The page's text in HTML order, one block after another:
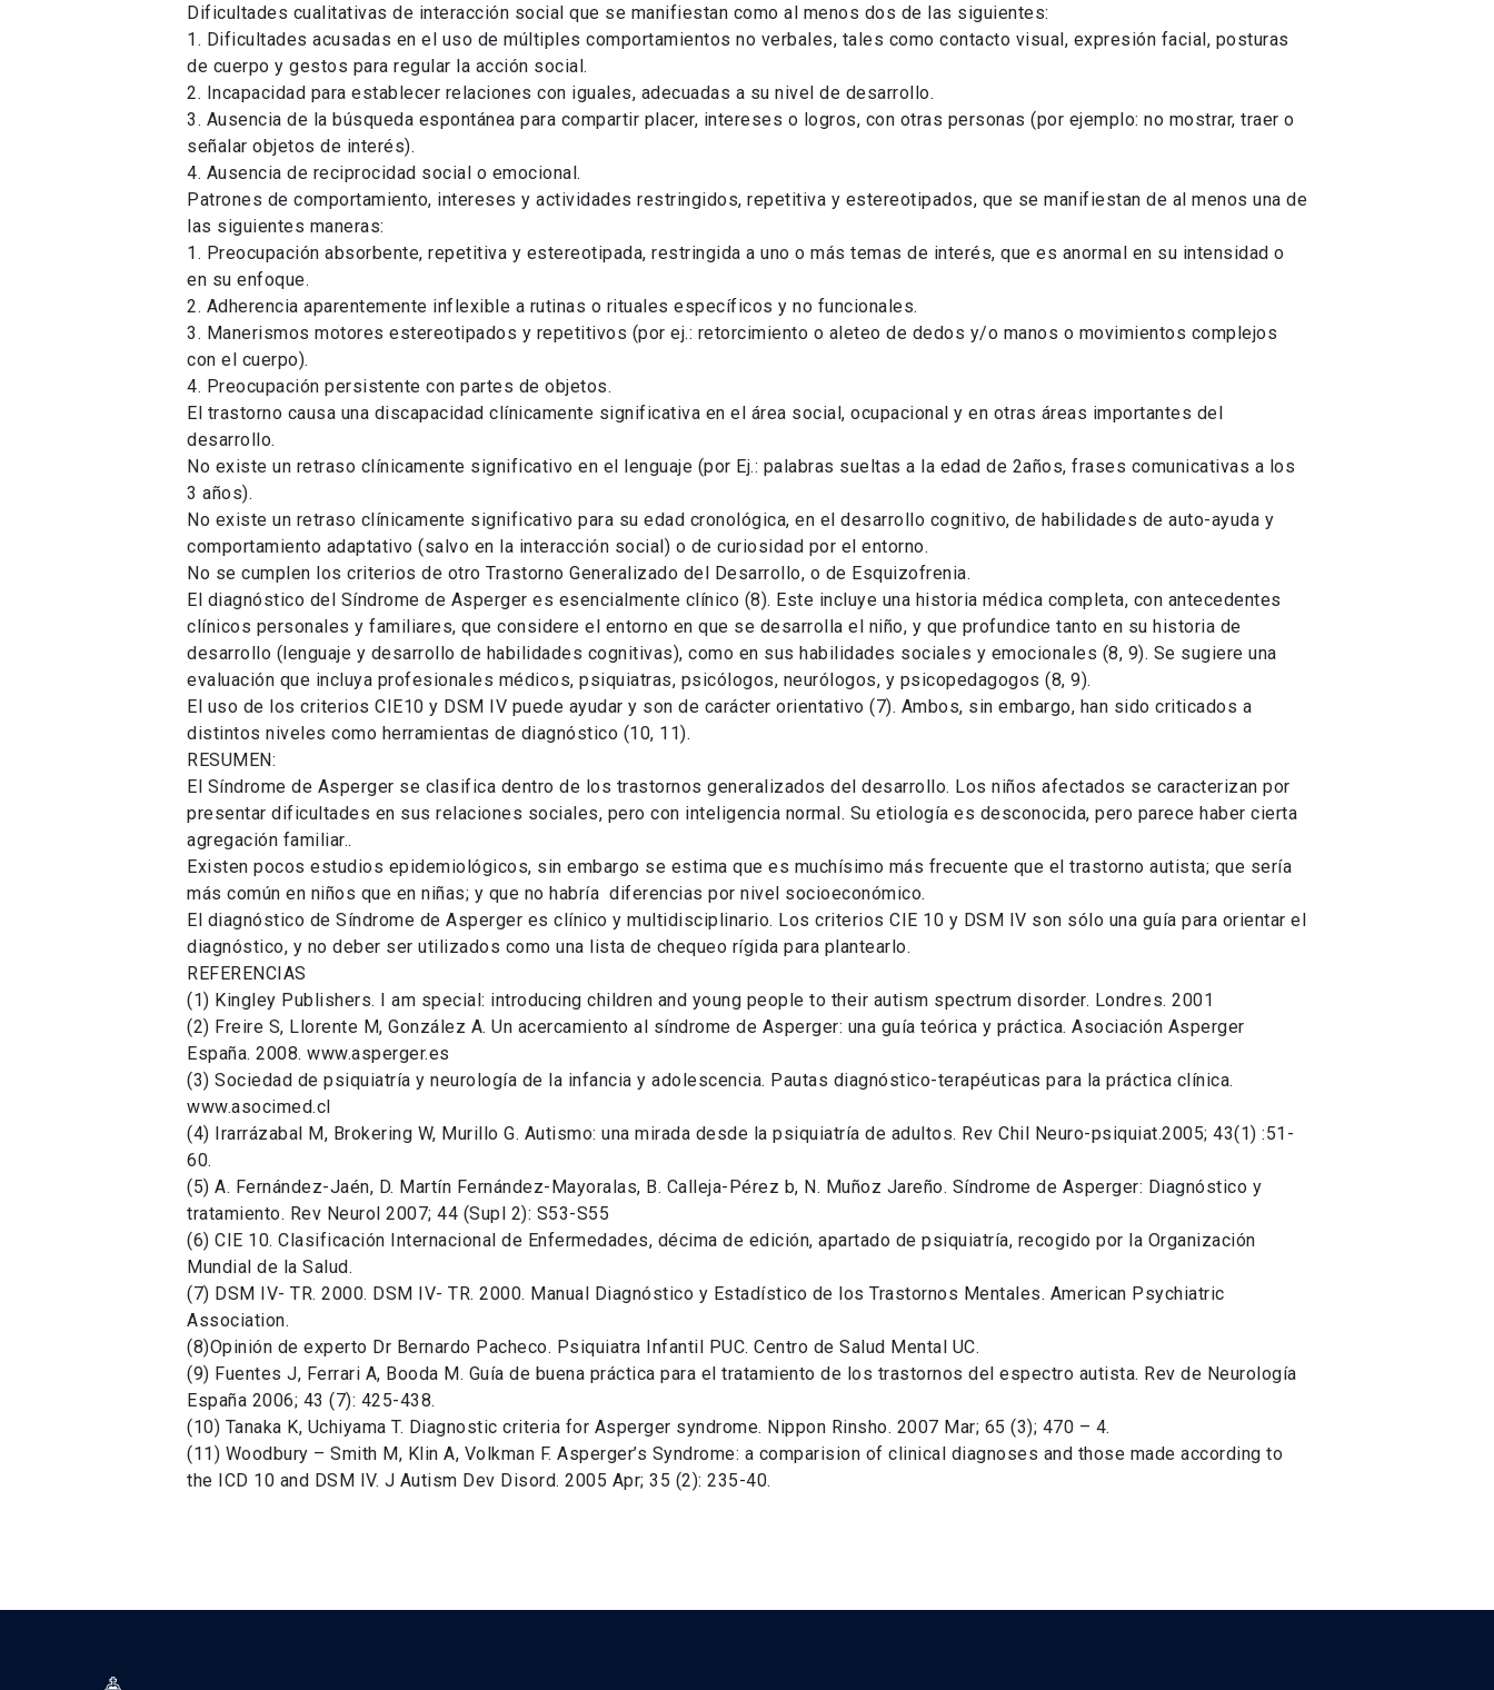
Dificultades cualitativas de interacción social que se manifiestan como al menos dos de las siguientes:
1. Dificultades acusadas en el uso de múltiples comportamientos no verbales, tales como contacto visual, expresión facial, posturas
de cuerpo y gestos para regular la acción social.
2. Incapacidad para establecer relaciones con iguales, adecuadas a su nivel de desarrollo.
3. Ausencia de la búsqueda espontánea para compartir placer, intereses o logros, con otras personas (por ejemplo: no mostrar, traer o
señalar objetos de interés).
4. Ausencia de reciprocidad social o emocional.
Patrones de comportamiento, intereses y actividades restringidos, repetitiva y estereotipados, que se manifiestan de al menos una de
las siguientes maneras:
1. Preocupación absorbente, repetitiva y estereotipada, restringida a uno o más temas de interés, que es anormal en su intensidad o
en su enfoque.
2. Adherencia aparentemente inflexible a rutinas o rituales específicos y no funcionales.
3. Manerismos motores estereotipados y repetitivos (por ej.: retorcimiento o aleteo de dedos y/o manos o movimientos complejos
con el cuerpo).
4. Preocupación persistente con partes de objetos.
El trastorno causa una discapacidad clínicamente significativa en el área social, ocupacional y en otras áreas importantes del
desarrollo.
No existe un retraso clínicamente significativo en el lenguaje (por Ej.: palabras sueltas a la edad de 2años, frases comunicativas a los
3 años).
No existe un retraso clínicamente significativo para su edad cronológica, en el desarrollo cognitivo, de habilidades de auto-ayuda y
comportamiento adaptativo (salvo en la interacción social) o de curiosidad por el entorno.
No se cumplen los criterios de otro Trastorno Generalizado del Desarrollo, o de Esquizofrenia.
El diagnóstico del Síndrome de Asperger es esencialmente clínico (8). Este incluye una historia médica completa, con antecedentes
clínicos personales y familiares, que considere el entorno en que se desarrolla el niño, y que profundice tanto en su historia de
desarrollo (lenguaje y desarrollo de habilidades cognitivas), como en sus habilidades sociales y emocionales (8, 9). Se sugiere una
evaluación que incluya profesionales médicos, psiquiatras, psicólogos, neurólogos, y psicopedagogos (8, 9).
El uso de los criterios CIE10 y DSM IV puede ayudar y son de carácter orientativo (7). Ambos, sin embargo, han sido criticados a
distintos niveles como herramientas de diagnóstico (10, 11).
RESUMEN:
El Síndrome de Asperger se clasifica dentro de los trastornos generalizados del desarrollo. Los niños afectados se caracterizan por
presentar dificultades en sus relaciones sociales, pero con inteligencia normal. Su etiología es desconocida, pero parece haber cierta
agregación familiar..
Existen pocos estudios epidemiológicos, sin embargo se estima que es muchísimo más frecuente que el trastorno autista; que sería
más común en niños que en niñas; y que no habría diferencias por nivel socioeconómico.
El diagnóstico de Síndrome de Asperger es clínico y multidisciplinario. Los criterios CIE 10 y DSM IV son sólo una guía para orientar el
diagnóstico, y no deber ser utilizados como una lista de chequeo rígida para plantearlo.
REFERENCIAS
(1) Kingley Publishers. I am special: introducing children and young people to their autism spectrum disorder. Londres. 2001
(2) Freire S, Llorente M, González A. Un acercamiento al síndrome de Asperger: una guía teórica y práctica. Asociación Asperger
España. 2008. www.asperger.es
(3) Sociedad de psiquiatría y neurología de la infancia y adolescencia. Pautas diagnóstico-terapéuticas para la práctica clínica.
www.asocimed.cl
(4) Irarrázabal M, Brokering W, Murillo G. Autismo: una mirada desde la psiquiatría de adultos. Rev Chil Neuro-psiquiat.2005; 43(1) :51-
60.
(5) A. Fernández-Jaén, D. Martín Fernández-Mayoralas, B. Calleja-Pérez b, N. Muñoz Jareño. Síndrome de Asperger: Diagnóstico y
tratamiento. Rev Neurol 2007; 44 (Supl 2): S53-S55
(6) CIE 10. Clasificación Internacional de Enfermedades, décima de edición, apartado de psiquiatría, recogido por la Organización
Mundial de la Salud.
(7) DSM IV- TR. 2000. DSM IV- TR. 2000. Manual Diagnóstico y Estadístico de los Trastornos Mentales. American Psychiatric
Association.
(8)Opinión de experto Dr Bernardo Pacheco. Psiquiatra Infantil PUC. Centro de Salud Mental UC.
(9) Fuentes J, Ferrari A, Booda M. Guía de buena práctica para el tratamiento de los trastornos del espectro autista. Rev de Neurología
España 2006; 43 (7): 425-438.
(10) Tanaka K, Uchiyama T. Diagnostic criteria for Asperger syndrome. Nippon Rinsho. 2007 Mar; 65 (3); 470 – 4.
(11) Woodbury – Smith M, Klin A, Volkman F. Asperger’s Syndrome: a comparision of clinical diagnoses and those made according to
the ICD 10 and DSM IV. J Autism Dev Disord. 2005 Apr; 35 (2): 235-40.